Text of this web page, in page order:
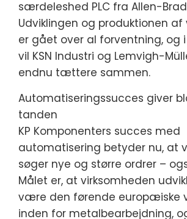
særdeleshed PLC fra Allen-
Udviklingen og produktionen
er gået over al forventning, og
vil KSN Industri og Lemvigh-
endnu tættere sammen.
Automatiseringssucces giver
tanden
KP Komponenters succes med
automatisering betyder nu, at
søger nye og større ordrer –
Målet er, at virksomheden
være den førende europæiske
inden for metalbearbejdning,